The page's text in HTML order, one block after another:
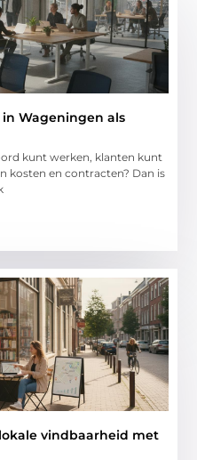
Wageningen als
kunt werken, klanten kunt
kosten en contracten? Dan is
vindbaarheid met